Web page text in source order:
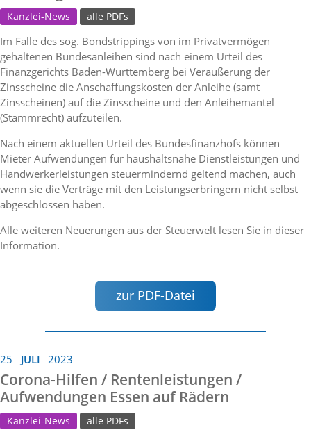
Kanzlei-News alle PDFs
Im Falle des sog. Bondstrippings von im Privatvermögen
gehaltenen Bundesanleihen sind nach einem Urteil des
Finanzgerichts Baden-Württemberg bei Veräußerung der
Zinsscheine die Anschaffungskosten der Anleihe (samt
Zinsscheinen) auf die Zinsscheine und den Anleihemantel
(Stammrecht) aufzuteilen.
Nach einem aktuellen Urteil des Bundesfinanzhofs können
Mieter Aufwendungen für haushaltsnahe Dienstleistungen und
Handwerkerleistungen steuermindernd geltend machen, auch
wenn sie die Verträge mit den Leistungserbringern nicht selbst
abgeschlossen haben.
Alle weiteren Neuerungen aus der Steuerwelt lesen Sie in dieser
Information.
zur PDF-Datei
25 JULI 2023
Corona-Hilfen / Rentenleistungen /
Aufwendungen Essen auf Rädern
Kanzlei-News alle PDFs